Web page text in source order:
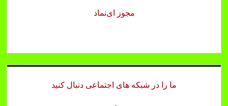
مجوز ای‌نماد
ما را در شبکه های اجتماعی دنبال کنید